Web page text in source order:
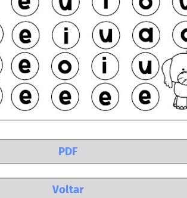
PDF
Voltar